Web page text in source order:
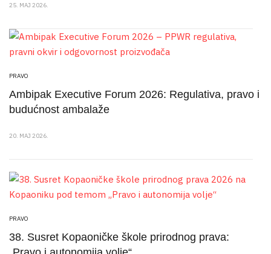
25. MAJ 2026.
PRAVO
Ambipak Executive Forum 2026: Regulativa, pravo i
budućnost ambalaže
20. MAJ 2026.
PRAVO
38. Susret Kopaoničke škole prirodnog prava: